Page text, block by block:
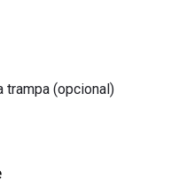
trampa (opcional)